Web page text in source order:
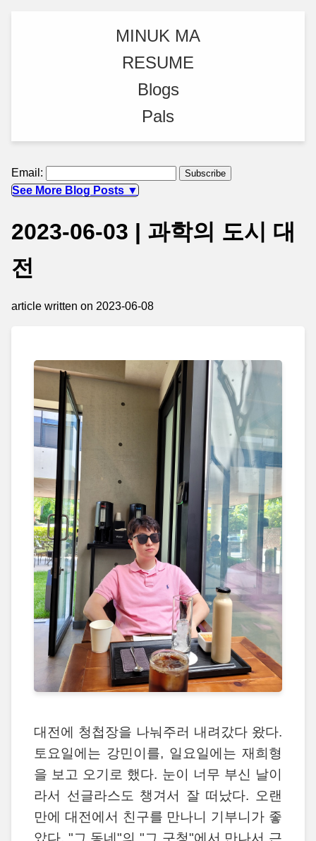
MINUK MA
RESUME
Blogs
Pals
Email:
See More Blog Posts ▼
2023-06-03 | 과학의 도시 대
전
article written on 2023-06-08
대전에 청첩장을 나눠주러 내려갔다 왔다.
토요일에는 강민이를, 일요일에는 재희형
을 보고 오기로 했다. 눈이 너무 부신 날이
라서 선글라스도 챙겨서 잘 떠났다. 오랜
만에 대전에서 친구를 만나니 기부니가 좋
았다. "그 동네"의 "그 구청"에서 만나서 근